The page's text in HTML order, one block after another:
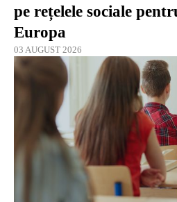
pe rețelele sociale
Europa
03 AUGUST 2026